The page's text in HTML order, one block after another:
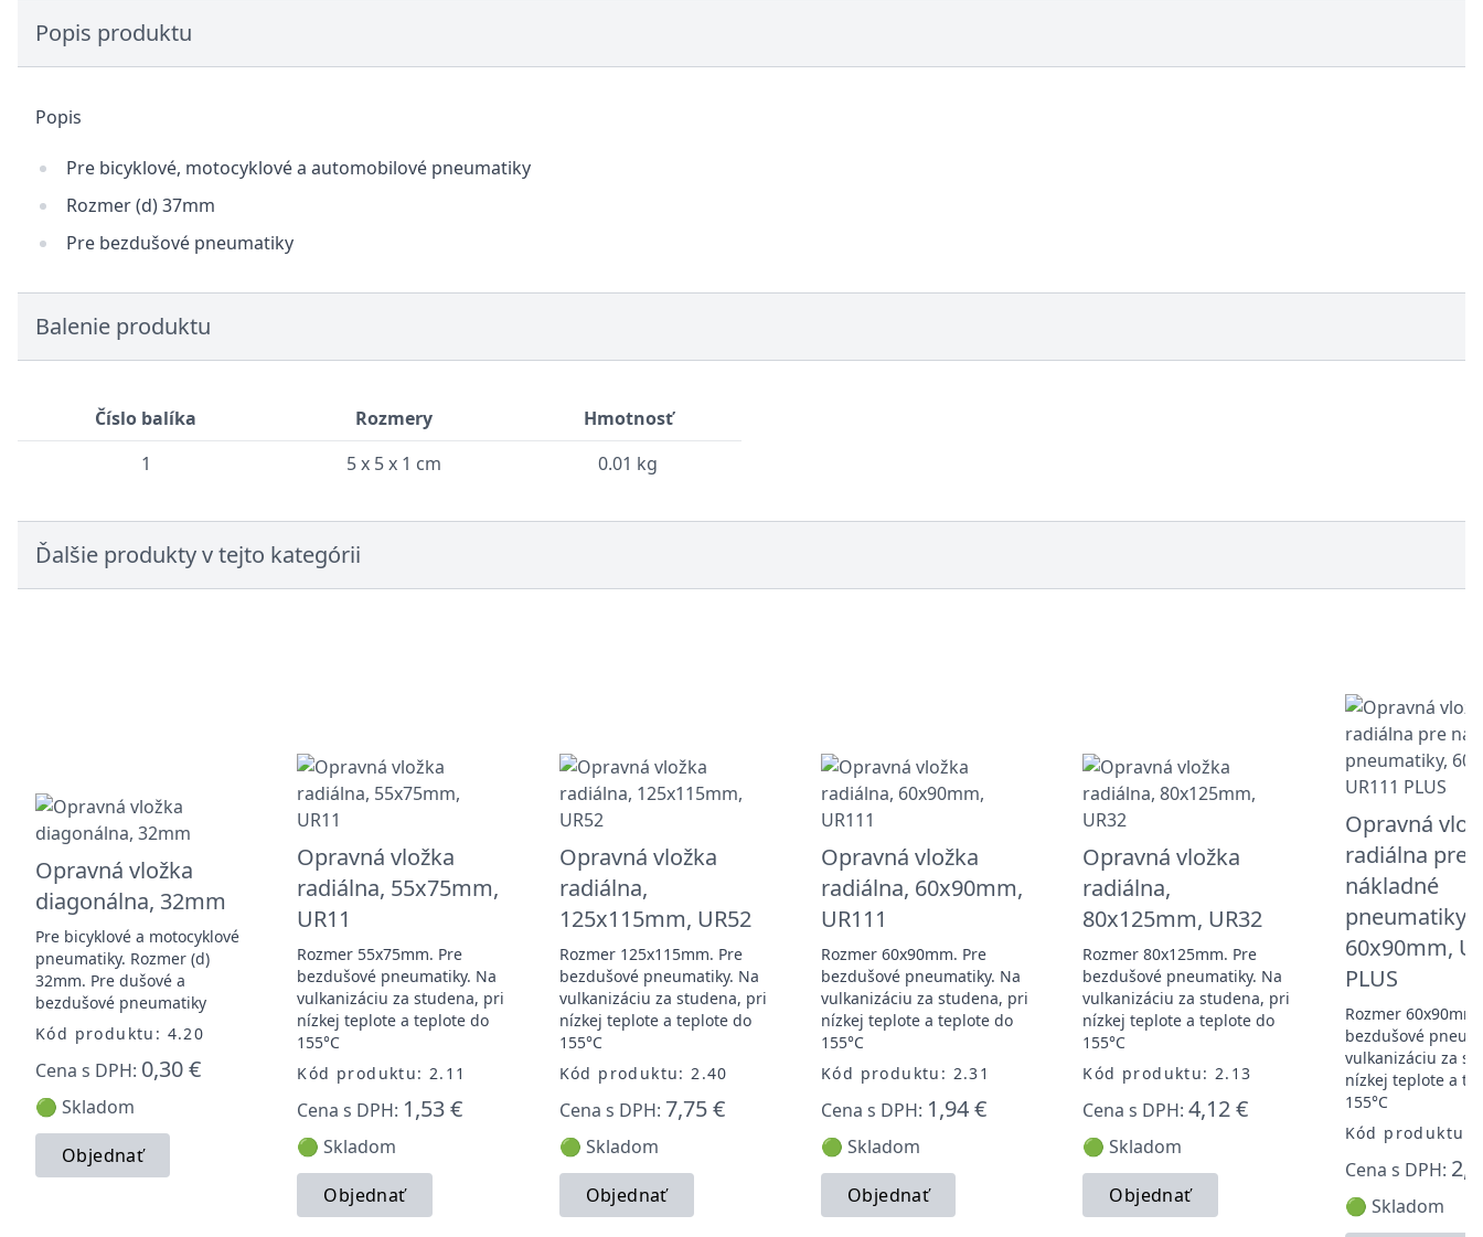
Popis produktu
Popis
Pre bicyklové, motocyklové a automobilové pneumatiky
Rozmer (d) 37mm
Pre bezdušové pneumatiky
Balenie produktu
Číslo balíka Rozmery
Hmotnosť
1
5 x 5 x 1 cm 0.01 kg
Ďalšie produkty v tejto kategórii
Opravná vložka
diagonálna, 32mm
Pre bicyklové a motocyklové
pneumatiky. Rozmer (d)
32mm. Pre dušové a
bezdušové pneumatiky
Kód produktu: 4.20
Cena s DPH: 0,30 €
🟢 Skladom
Objednať
Opravná vložka
radiálna, 55x75mm,
UR11
Rozmer 55x75mm. Pre
bezdušové pneumatiky. Na
vulkanizáciu za studena, pri
nízkej teplote a teplote do
155°C
Kód produktu: 2.11
Cena s DPH: 1,53 €
🟢 Skladom
Objednať
Opravná vložka
radiálna,
125x115mm, UR52
Rozmer 125x115mm. Pre
bezdušové pneumatiky. Na
vulkanizáciu za studena, pri
nízkej teplote a teplote do
155°C
Kód produktu: 2.40
Cena s DPH: 7,75 €
🟢 Skladom
Objednať
Opravná vložka
radiálna, 60x90mm,
UR111
Rozmer 60x90mm. Pre
bezdušové pneumatiky. Na
vulkanizáciu za studena, pri
nízkej teplote a teplote do
155°C
Kód produktu: 2.31
Cena s DPH: 1,94 €
🟢 Skladom
Objednať
Opravná vložka
radiálna,
80x125mm, UR32
Rozmer 80x125mm. Pre
bezdušové pneumatiky. Na
vulkanizáciu za studena, pri
nízkej teplote a teplote do
155°C
Kód produktu: 2.13
Cena s DPH:4,12 €
🟢 Skladom
Objednať
Opravná
radiálna pre
nákladné
pneumatiky,
60x90mm,
PLUS
Rozmer
bezdušové
vulkanizáciu za
nízkej teplote a
155°C
Kód produktu:
Cena s DPH:
🟢 Skladom